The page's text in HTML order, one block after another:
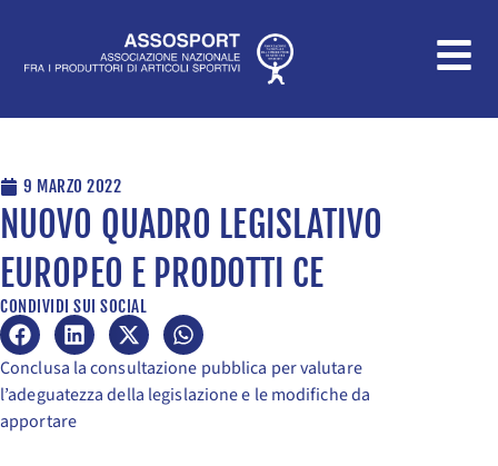
contenuto
9 MARZO 2022
NUOVO QUADRO LEGISLATIVO
EUROPEO E PRODOTTI CE
CONDIVIDI SUI SOCIAL
Conclusa la consultazione pubblica per valutare
l’adeguatezza della legislazione e le modifiche da
apportare